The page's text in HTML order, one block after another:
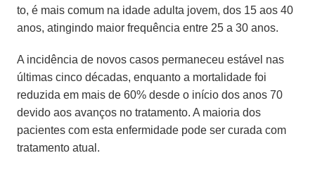
to, é mais comum na idade adulta jovem, dos 15 aos 40
anos, atingindo maior frequência entre 25 a 30 anos.
A incidência de novos casos permaneceu estável nas
últimas cinco décadas, enquanto a mortalidade foi
reduzida em mais de 60% desde o início dos anos 70
devido aos avanços no tratamento. A maioria dos
pacientes com esta enfermidade pode ser curada com
tratamento atual.